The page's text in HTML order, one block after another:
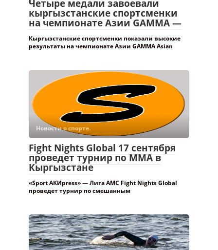
Fight Nights Global 17 сентября
проведет турнир по ММА в
Кыргызстане
«Sport АКИpress» — Лига AMC Fight Nights Global
проведет турнир по смешанным
Без отдыха и касаний: польский
пловец впервые в истории
переплыл Балтику —